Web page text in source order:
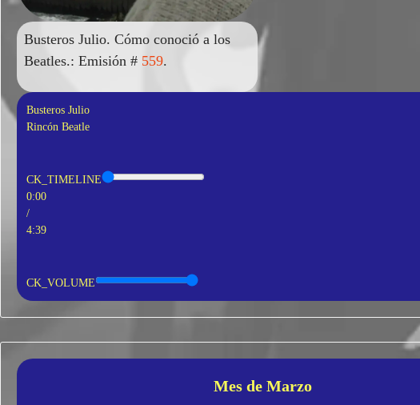
Busteros Julio. Cómo conoció a los
Beatles.: Emisión # 559.
Busteros Julio
Rincón Beatle
CK_TIMELINE
0:00
/
4:39
CK_VOLUME
Mes de Marzo